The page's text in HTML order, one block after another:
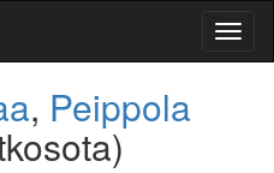
, Peippola